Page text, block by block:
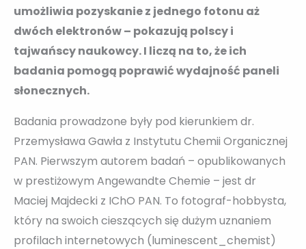
umożliwia pozyskanie z jednego fotonu aż
dwóch elektronów – pokazują polscy i
tajwańscy naukowcy. I liczą na to, że ich
badania pomogą poprawić wydajność paneli
słonecznych.
Badania prowadzone były pod kierunkiem dr.
Przemysława Gawła z Instytutu Chemii Organicznej
PAN. Pierwszym autorem badań – opublikowanych
w prestiżowym Angewandte Chemie – jest dr
Maciej Majdecki z IChO PAN. To fotograf-hobbysta,
który na swoich cieszących się dużym uznaniem
profilach internetowych (luminescent_chemist)